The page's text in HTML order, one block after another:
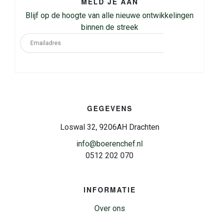
Blijf op de hoogte van alle nieuwe ontwikkelingen
binnen de streek
GEGEVENS
Loswal 32, 9206AH Drachten
info@boerenchef.nl
0512 202 070
INFORMATIE
Over ons